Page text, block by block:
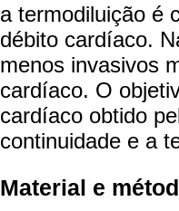
a termodiluição é
débito cardíaco.
menos invasivos
cardíaco. O
cardíaco obtido
continuidade e a
Material e